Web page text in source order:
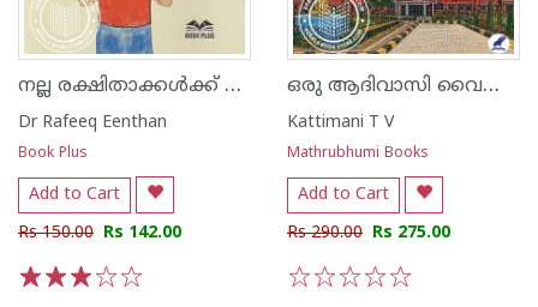
നല്ല രക്ഷിതാക്കൾക്ക് നല്ല മക്കൾ
Dr Rafeeq Eenthan
Book Plus
Add to Cart
Rs 150.00 Rs 142.00
ഒരു ആദിവാസി വൈസ് ചാൻസലറുടെ കഥ
Kattimani T V
Mathrubhumi Books
Add to Cart
Rs 290.00 Rs 275.00